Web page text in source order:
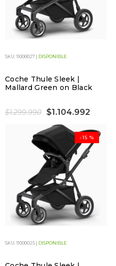
SKU: 11000027 | DISPONIBLE
Coche Thule Sleek |
Mallard Green on Black
$1.299.990 $1.104.992
SKU: 11000025 | DISPONIBLE
-15 %